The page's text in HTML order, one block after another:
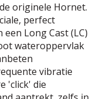
originele Hornet.
perfect
Long Cast (LC)
wateroppervlak
vibratie
'click' die